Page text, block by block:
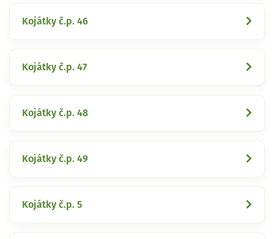
Kojátky č.p. 46
Kojátky č.p. 47
Kojátky č.p. 48
Kojátky č.p. 49
Kojátky č.p. 5